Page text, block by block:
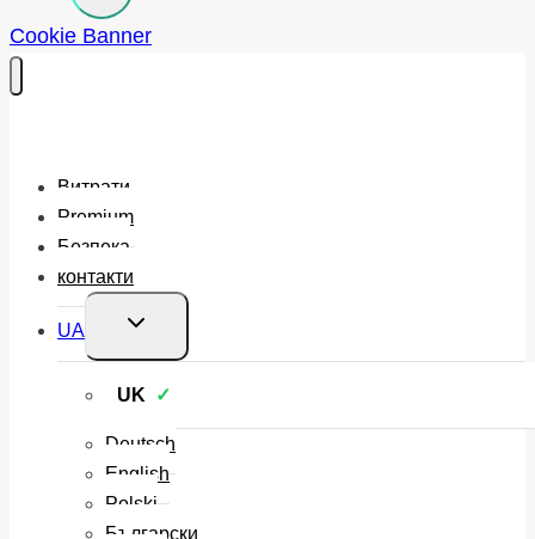
Cookie Banner
Витрати
Premium
Безпека
контакти
UA
Перемкнути
нащадка
UK
Deutsch
English
Polski
Български